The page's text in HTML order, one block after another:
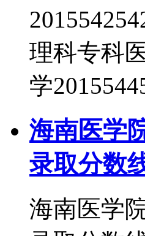
理科专科
学
海南医学
录取分数
海南医学